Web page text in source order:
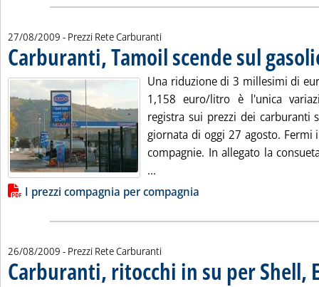
27/08/2009 - Prezzi Rete Carburanti
Carburanti, Tamoil scende sul
Una riduzione di 3 millesimi di
1,158 euro/litro è l'unica
registra sui prezzi dei carburanti
giornata di oggi 27 agosto.
compagnie. In allegato la
...
Lista allegati PDF alla notizia
I prezzi compagnia per compagnia
26/08/2009 - Prezzi Rete Carburanti
Carburanti, ritocchi in su per Shell,